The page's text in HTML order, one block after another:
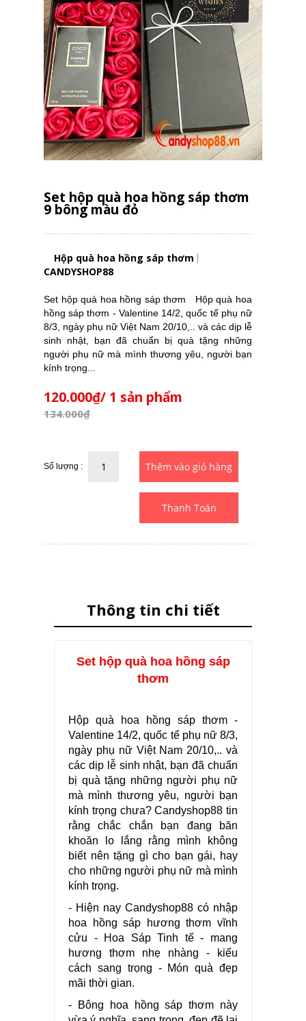
Set hộp quà hoa hồng sáp thơm
9 bông màu đỏ
Hộp quà hoa hồng sáp thơm
CANDYSHOP88
Set hộp quà hoa hồng sáp thơm Hộp quà hoa
hồng sáp thơm - Valentine 14/2, quốc tế phụ nữ
8/3, ngày phụ nữ Việt Nam 20/10,.. và các dịp lễ
sinh nhật, bạn đã chuẩn bị quà tặng những
người phụ nữ mà mình thương yêu, người bạn
kính trọng...
120.000₫/ 1 sản phẩm
134.000₫
Số lượng :
Thanh Toán
Thông tin chi tiết
Set hộp quà hoa hồng sáp
thơm
Hộp quà hoa hồng sáp thơm -
Valentine 14/2, quốc tế phụ nữ 8/3,
ngày phụ nữ Việt Nam 20/10,.. và
các dịp lễ sinh nhật, bạn đã chuẩn
bị quà tặng những người phụ nữ
mà mình thương yêu, người bạn
kính trọng chưa? Candyshop88 tin
rằng chắc chắn bạn đang băn
khoăn lo lắng rằng mình không
biết nên tặng gì cho bạn gái, hay
cho những người phụ nữ mà mình
kính trọng.
- Hiện nay Candyshop88 có nhập
hoa hồng sáp hương thơm vĩnh
cửu - Hoa Sáp Tinh tế - mang
hương thơm nhẹ nhàng - kiểu
cách sang trọng - Món quà đẹp
mãi thời gian.
- Bông hoa hồng sáp thơm này